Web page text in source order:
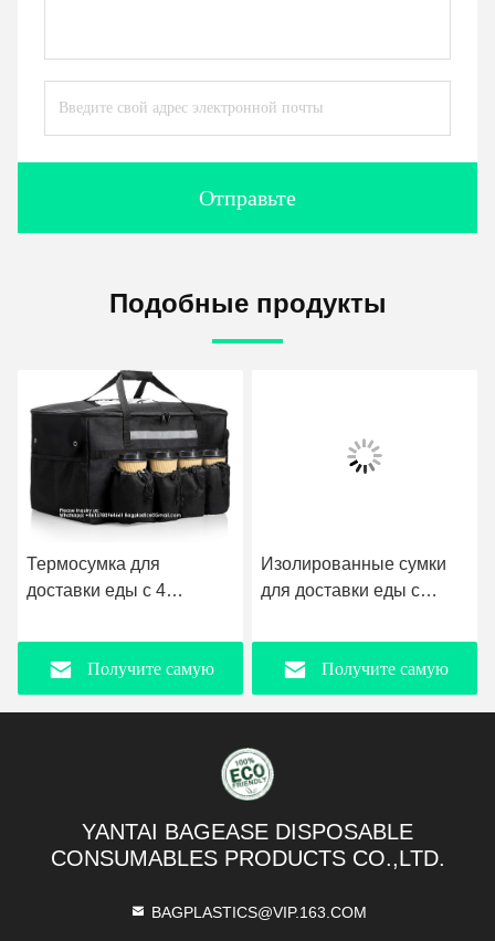
Отправьте
Подобные продукты
Термосумка для
доставки еды с 4
держателями для
напитков, большая
термосумка для
холодного для напитков,
продуктов,
Получите самую
Изолированные сумки
для доставки еды с
водонепроницаемый
рюкзак для плеча сумка
для доставки еды для
доставки еды с
индивидуальным
логотипом обеденный
пакет пикник кухонный
пакет
Получите самую
YANTAI BAGEASE DISPOSABLE
CONSUMABLES PRODUCTS CO.,LTD.
BAGPLASTICS@VIP.163.COM